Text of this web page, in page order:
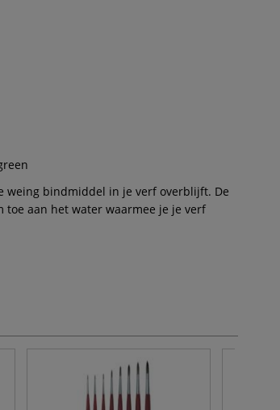
weing bindmiddel in je verf overblijft. De
aan het water waarmee je je verf